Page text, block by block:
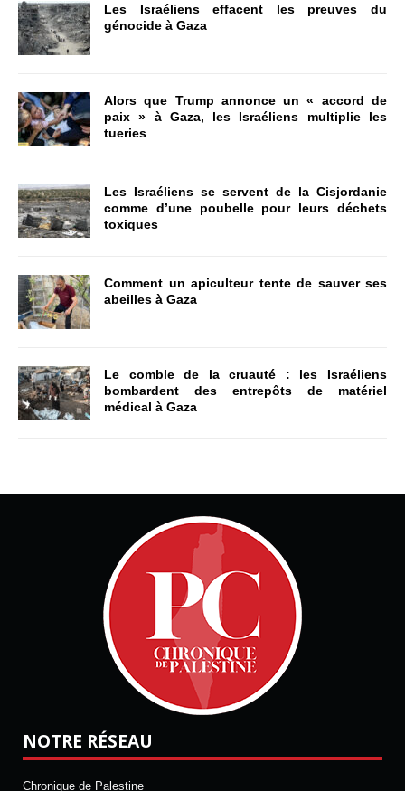
Les Israéliens effacent les preuves du
génocide à Gaza
Alors que Trump annonce un « accord de
paix » à Gaza, les Israéliens multiplie les
tueries
Les Israéliens se servent de la Cisjordanie
comme d’une poubelle pour leurs déchets
toxiques
Comment un apiculteur tente de sauver ses
abeilles à Gaza
Le comble de la cruauté : les Israéliens
bombardent des entrepôts de matériel
médical à Gaza
NOTRE RÉSEAU
Chronique de Palestine